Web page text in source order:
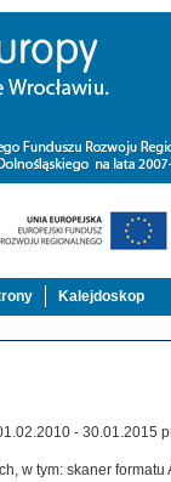
Kalejdoskop
- 30.01.2015
w tym: skaner